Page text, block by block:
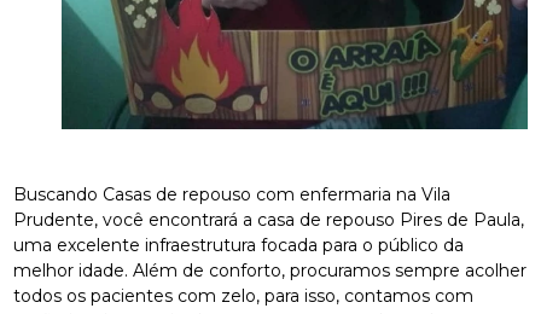
Buscando Casas de repouso com enfermaria na Vila
Prudente, você encontrará a casa de repouso Pires de Paula,
uma excelente infraestrutura focada para o público da
melhor idade. Além de conforto, procuramos sempre acolher
todos os pacientes com zelo, para isso, contamos com